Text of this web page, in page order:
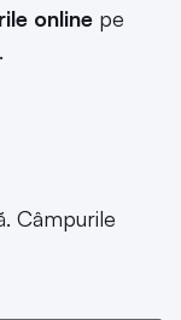
online pe
.
Câmpurile